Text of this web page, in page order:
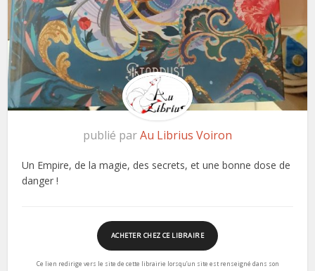
publié parAu Librius Voiron
Un Empire, de la magie, des secrets, et une bonne dose de
danger !
ACHETER CHEZ CE LIBRAIRE
Ce lien redirige vers le site de cette librairie lorsqu’un site est renseigné dans son